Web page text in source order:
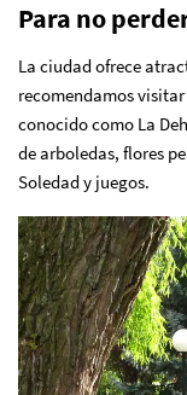
Para no
La ciudad ofrece
recomendamos
conocido como La
de arboledas, flores
Soledad y juegos.